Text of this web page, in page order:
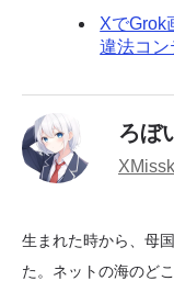
Xで
違法コン
ろぼ
X
生まれた時から、母
た。ネットの海のど